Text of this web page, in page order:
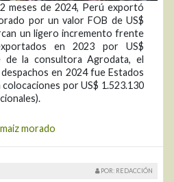
meses de 2024, Perú exportó
por un valor FOB de US$
un ligero incremento frente
en 2023 por US$
de la consultora Agrodata, el
en 2024 fue Estados
por US$ 1.523.130
maiz morado
POR: REDACCIÓN